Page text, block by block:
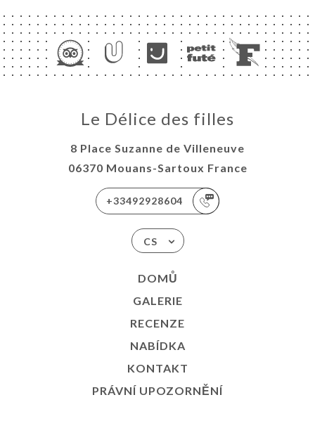
Le Délice des filles
8 Place Suzanne de Villeneuve
06370 Mouans-Sartoux France
+33492928604
CS
DOMŮ
GALERIE
RECENZE
NABÍDKA
KONTAKT
PRÁVNÍ UPOZORNĚNÍ